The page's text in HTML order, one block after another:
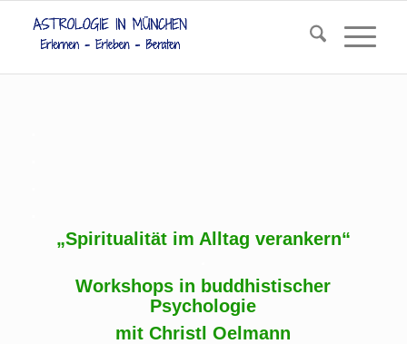
„Spiritualität im Alltag verankern“
Workshops in buddhistischer
Psychologie
mit Christl Oelmann